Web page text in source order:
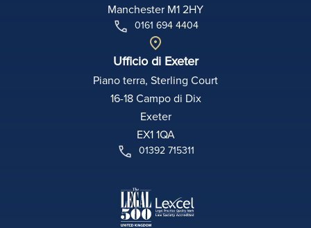
Manchester M1 2HY
0161 694 4404
Ufficio di Exeter
Piano terra, Sterling Court
16-18 Campo di Dix
Exeter
EX1 1QA
01392 715311